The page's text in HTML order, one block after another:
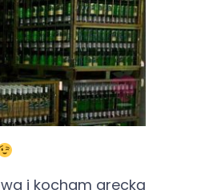
i kocham grecką